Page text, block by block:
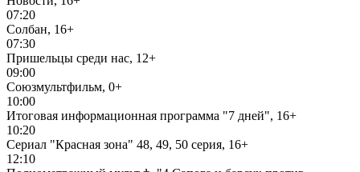
07:20
Солбан, 16+
07:30
Пришельцы среди нас, 12+
09:00
Союзмультфильм, 0+
10:00
Итоговая информационная программа "7 дней", 16+
10:20
Сериал "Красная зона" 48, 49, 50 серия, 16+
12:10